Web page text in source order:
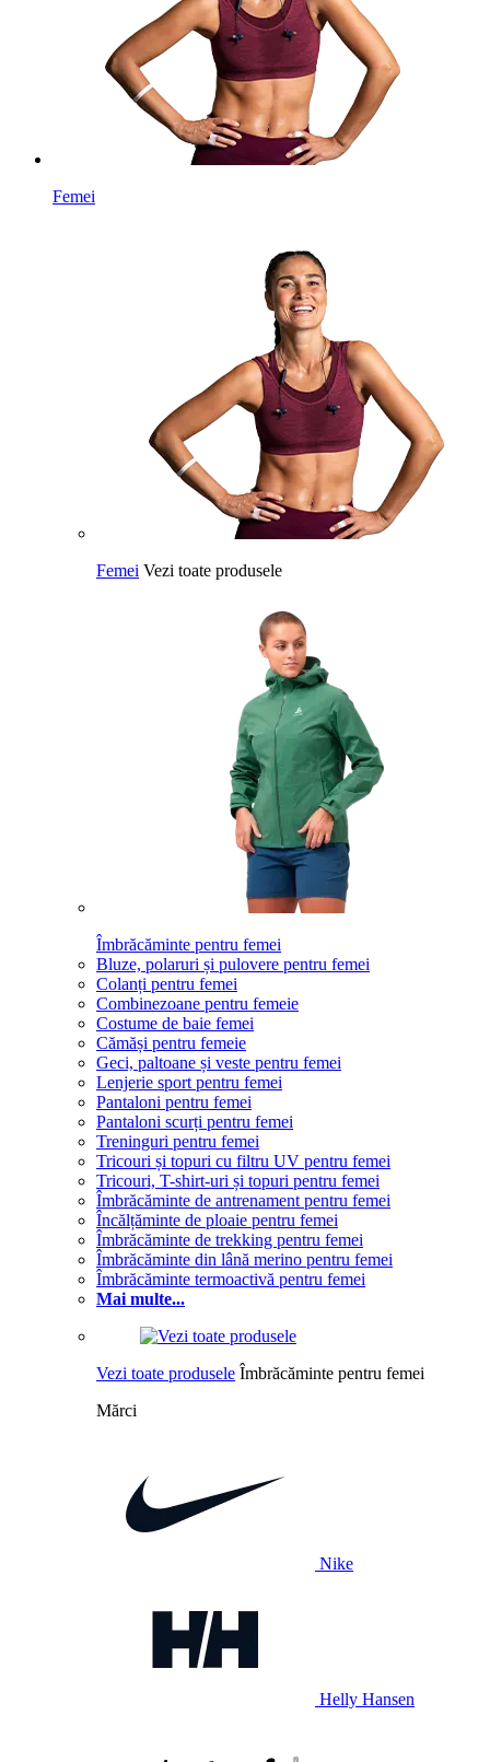
Femei
Femei Vezi toate produsele
Îmbrăcăminte pentru femei
Bluze, polaruri și pulovere pentru femei
Colanți pentru femei
Combinezoane pentru femeie
Costume de baie femei
Cămăși pentru femeie
Geci, paltoane și veste pentru femei
Lenjerie sport pentru femei
Pantaloni pentru femei
Pantaloni scurți pentru femei
Treninguri pentru femei
Tricouri și topuri cu filtru UV pentru femei
Tricouri, T-shirt-uri și topuri pentru femei
Îmbrăcăminte de antrenament pentru femei
Încălțăminte de ploaie pentru femei
Îmbrăcăminte de trekking pentru femei
Îmbrăcăminte din lână merino pentru femei
Îmbrăcăminte termoactivă pentru femei
Mai multe...
Vezi toate produsele Îmbrăcăminte pentru femei
Mărci
Nike
Helly Hansen